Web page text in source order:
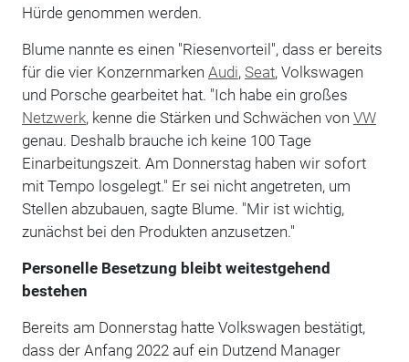
Hürde genommen werden.
Blume nannte es einen "Riesenvorteil", dass er bereits
für die vier Konzernmarken Audi, Seat, Volkswagen
und Porsche gearbeitet hat. "Ich habe ein großes
Netzwerk, kenne die Stärken und Schwächen von VW
genau. Deshalb brauche ich keine 100 Tage
Einarbeitungszeit. Am Donnerstag haben wir sofort
mit Tempo losgelegt." Er sei nicht angetreten, um
Stellen abzubauen, sagte Blume. "Mir ist wichtig,
zunächst bei den Produkten anzusetzen."
Personelle Besetzung bleibt weitestgehend
bestehen
Bereits am Donnerstag hatte Volkswagen bestätigt,
dass der Anfang 2022 auf ein Dutzend Manager